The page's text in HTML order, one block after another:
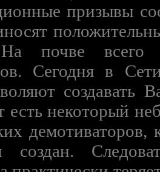
призывы
почве всего
Сегодня в
создавать
есть некоторый
создан.